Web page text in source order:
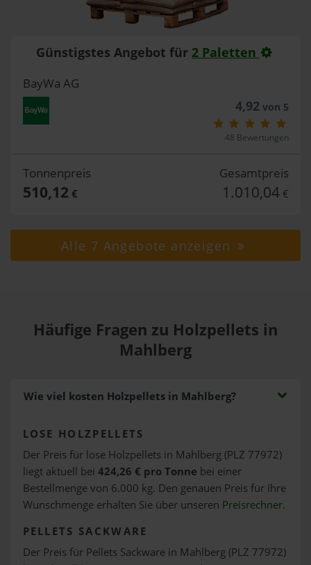
Günstigstes Angebot für 2 Paletten
BayWa AG
4,92von 5
48 Bewertungen
Tonnenpreis
510,12 €
Gesamtpreis
1.010,04 €
Alle 7 Angebote anzeigen
Häufige Fragen zu Holzpellets in
Mahlberg
Wie viel kosten Holzpellets in Mahlberg?
LOSE HOLZPELLETS
Der Preis für lose Holzpellets in Mahlberg (PLZ 77972)
liegt aktuell bei 424,26 € pro Tonne bei einer
Bestellmenge von 6.000 kg. Den genauen Preis für Ihre
Wunschmenge erhalten Sie über unseren Preisrechner.
PELLETS SACKWARE
Der Preis für Pellets Sackware in Mahlberg (PLZ 77972)